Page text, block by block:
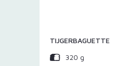
TIJGERBAGUETTE
320 g